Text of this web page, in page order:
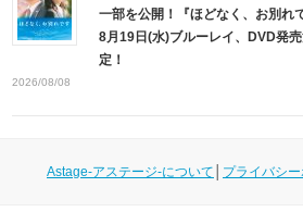
一部を公開！『ほどなく、お別れ
8月19日(水)ブルーレイ、DVD発
定！
2026/08/08
Astage-アステージ-について プライバシ